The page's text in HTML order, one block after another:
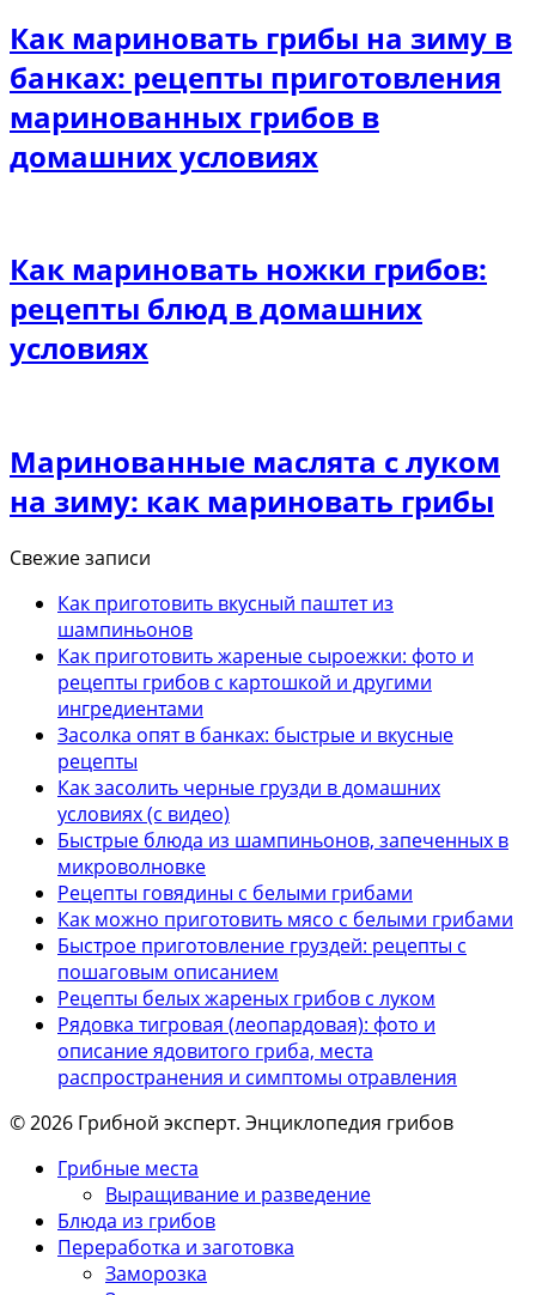
Как мариновать грибы на зиму в
банках: рецепты приготовления
маринованных грибов в
домашних условиях
Как мариновать ножки грибов:
рецепты блюд в домашних
условиях
Маринованные маслята с луком
на зиму: как мариновать грибы
Свежие записи
Как приготовить вкусный паштет из
шампиньонов
Как приготовить жареные сыроежки: фото и
рецепты грибов с картошкой и другими
ингредиентами
Засолка опят в банках: быстрые и вкусные
рецепты
Как засолить черные грузди в домашних
условиях (с видео)
Быстрые блюда из шампиньонов, запеченных в
микроволновке
Рецепты говядины с белыми грибами
Как можно приготовить мясо с белыми грибами
Быстрое приготовление груздей: рецепты с
пошаговым описанием
Рецепты белых жареных грибов с луком
Рядовка тигровая (леопардовая): фото и
описание ядовитого гриба, места
распространения и симптомы отравления
© 2026 Грибной эксперт. Энциклопедия грибов
Грибные места
Выращивание и разведение
Блюда из грибов
Переработка и заготовка
Заморозка